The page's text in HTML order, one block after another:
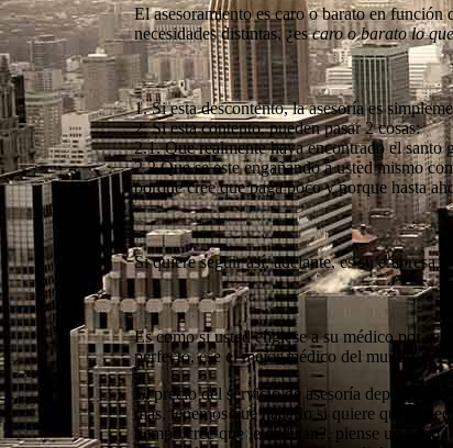
El asesoramiento es caro o barato en
necesidades distintas, ¿escaro o barato lo
1. Si esta descontento, la asesoría es
2. Si esta contento, pueden pasar 2 cosas:
2.1. Que realmente haya encontrado el santo
2.2 Que se este engañando a usted mismo
porque cree que paga poco y porque hasta
Si quiere seguir así, adelante, es su empresa
Es como si usted eligiese a su médico por
perfecto, ese el mejor médico del mundo. ¿A
El precio del servicio de asesoría depende
más, tenemos que hacerlo si quiere que le
tiempo cree que le dedican?, piense un